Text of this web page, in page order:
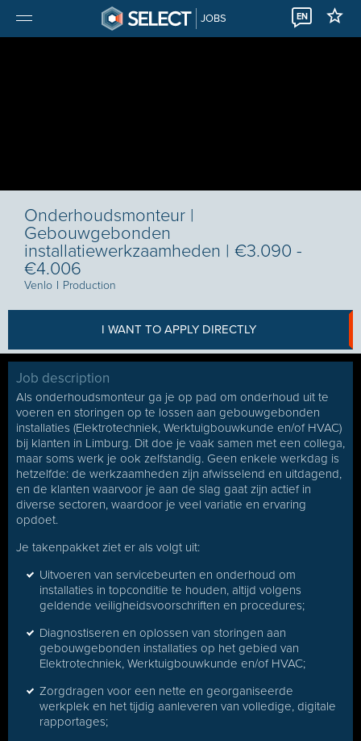
JOBS EN
Onderhoudsmonteur |
Gebouwgebonden
installatiewerkzaamheden | €3.090 -
€4.006
Venlo I Production
I WANT TO APPLY DIRECTLY
Job description
Als onderhoudsmonteur ga je op pad om onderhoud uit te
voeren en storingen op te lossen aan gebouwgebonden
installaties (Elektrotechniek, Werktuigbouwkunde en/of HVAC)
bij klanten in Limburg. Dit doe je vaak samen met een collega,
maar soms werk je ook zelfstandig. Geen enkele werkdag is
hetzelfde: de werkzaamheden zijn afwisselend en uitdagend,
en de klanten waarvoor je aan de slag gaat zijn actief in
diverse sectoren, waardoor je veel variatie en ervaring
opdoet.
Je takenpakket ziet er als volgt uit:
Uitvoeren van servicebeurten en onderhoud om
installaties in topconditie te houden, altijd volgens
geldende veiligheidsvoorschriften en procedures;
Diagnostiseren en oplossen van storingen aan
gebouwgebonden installaties op het gebied van
Elektrotechniek, Werktuigbouwkunde en/of HVAC;
Zorgdragen voor een nette en georganiseerde
werkplek en het tijdig aanleveren van volledige, digitale
rapportages;